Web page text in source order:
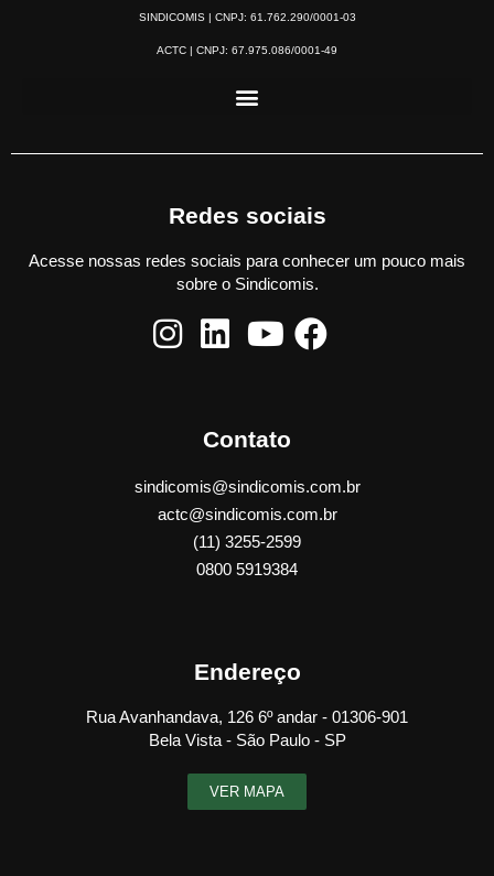
SINDICOMIS | CNPJ: 61.762.290/0001-03
ACTC | CNPJ: 67.975.086/0001-49
Redes sociais
Acesse nossas redes sociais para conhecer um pouco mais
sobre o Sindicomis.
Contato
sindicomis@sindicomis.com.br
actc@sindicomis.com.br
(11) 3255-2599
0800 5919384
Endereço
Rua Avanhandava, 126 6º andar - 01306-901
Bela Vista - São Paulo - SP
VER MAPA